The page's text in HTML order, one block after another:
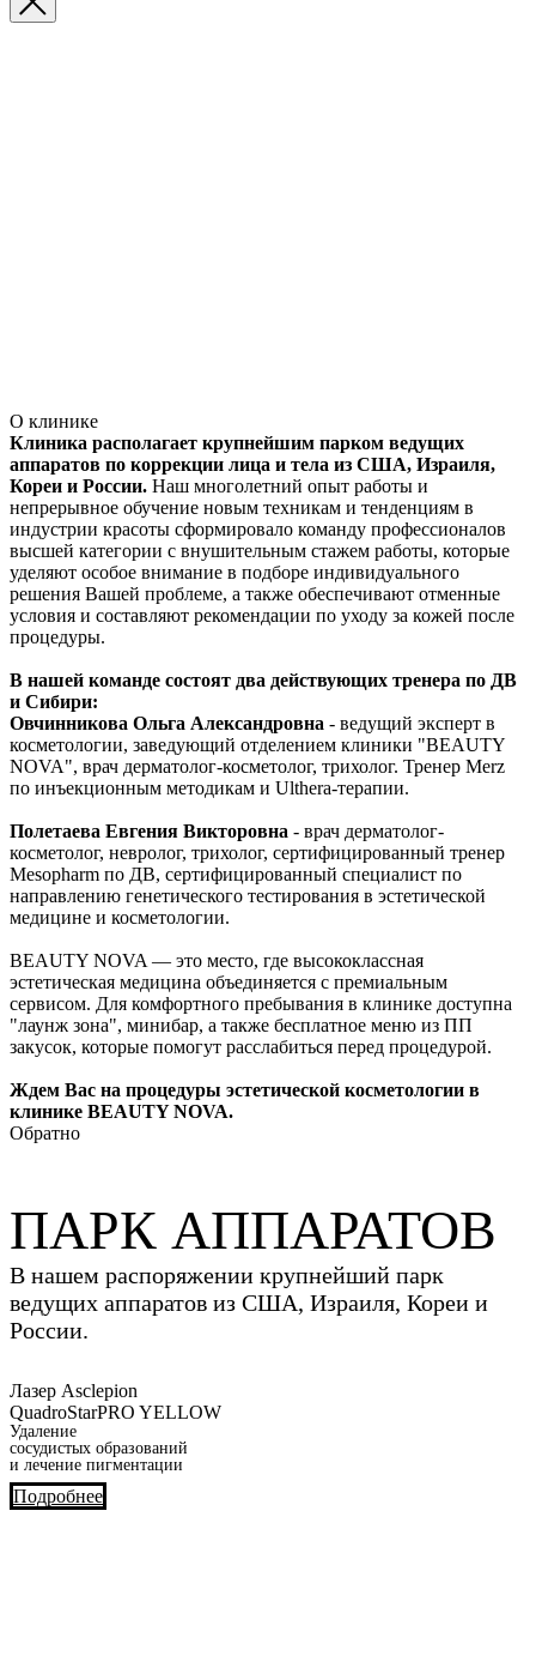
О клинике
Клиника располагает крупнейшим парком ведущих
аппаратов по коррекции лица и тела из США, Израиля,
Кореи и России. Наш многолетний опыт работы и
непрерывное обучение новым техникам и тенденциям в
индустрии красоты сформировало команду профессионалов
высшей категории с внушительным стажем работы, которые
уделяют особое внимание в подборе индивидуального
решения Вашей проблеме, а также обеспечивают отменные
условия и составляют рекомендации по уходу за кожей после
процедуры.
В нашей команде состоят два действующих тренера по ДВ
и Сибири:
Овчинникова Ольга Александровна - ведущий эксперт в
косметологии, заведующий отделением клиники "BEAUTY
NOVA", врач дерматолог-косметолог, трихолог. Тренер Merz
по инъекционным методикам и Ulthera-терапии.
Полетаева Евгения Викторовна - врач дерматолог-
косметолог, невролог, трихолог, сертифицированный тренер
Mesopharm по ДВ, сертифицированный специалист по
направлению генетического тестирования в эстетической
медицине и косметологии.
BEAUTY NOVA — это место, где высококлассная
эстетическая медицина объединяется с премиальным
сервисом. Для комфортного пребывания в клинике доступна
"лаунж зона", минибар, а также бесплатное меню из ПП
закусок, которые помогут расслабиться перед процедурой.
Ждем Вас на процедуры эстетической косметологии в
клинике BEAUTY NOVA.
Обратно
ПАРК АППАРАТОВ
В нашем распоряжении крупнейший парк
ведущих аппаратов из США, Израиля, Кореи и
России.
Лазер Asclepion
QuadroStarPRO YELLOW
Удаление
сосудистых образований
и лечение пигментации
Подробнее